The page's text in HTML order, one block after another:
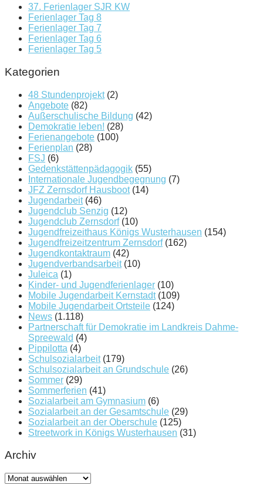
37. Ferienlager SJR KW
Ferienlager Tag 8
Ferienlager Tag 7
Ferienlager Tag 6
Ferienlager Tag 5
Kategorien
48 Stundenprojekt(2)
Angebote (82)
Außerschulische Bildung (42)
Demokratie leben! (28)
Ferienangebote (100)
Ferienplan (28)
FSJ (6)
Gedenkstättenpädagogik (55)
Internationale Jugendbegegnung (7)
JFZ Zernsdorf Hausboot(14)
Jugendarbeit(46)
Jugendclub Senzig (12)
Jugendclub Zernsdorf(10)
Jugendfreizeithaus Königs Wusterhausen (154)
Jugendfreizeitzentrum Zernsdorf(162)
Jugendkontaktraum (42)
Jugendverbandsarbeit(10)
Juleica (1)
Kinder- und Jugendferienlager (10)
Mobile Jugendarbeit Kernstadt(109)
Mobile Jugendarbeit Ortsteile (124)
News (1.118)
Partnerschaft für Demokratie im Landkreis Dahme-
Spreewald (4)
Pippilotta (4)
Schulsozialarbeit(179)
Schulsozialarbeit an Grundschule (26)
Sommer (29)
Sommerferien (41)
Sozialarbeit am Gymnasium (6)
Sozialarbeit an der Gesamtschule (29)
Sozialarbeit an der Oberschule (125)
Streetwork in Königs Wusterhausen (31)
Archiv
Archiv